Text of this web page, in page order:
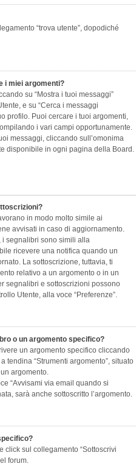
“trova utente”, dopodiché
i miei argomenti?
su “Mostra i tuoi messaggi”
e su “Cerca i messaggi
profilo. Puoi cercare i tuoi argomenti,
i vari campi opportunamente.
messaggi, cliccando sull’omonima
disponibile in ogni pagina della Board.
in modo molto simile ai
avvisati in caso di aggiornamento.
i segnalibri sono simili alla
ricevere una notifica quando un
La sottoscrizione, tuttavia, ti
relativo a un argomento o in un
segnalibri e sottoscrizioni possono
Utente, alla voce “Preferenze”.
o un argomento specifico?
un argomento specifico cliccando
tendina “Strumenti argomento”, situato
argomento.
“Avvisami via email quando si
sarà anche sottoscritto l’argomento.
click sul collegamento “Sottoscrivi
forum.